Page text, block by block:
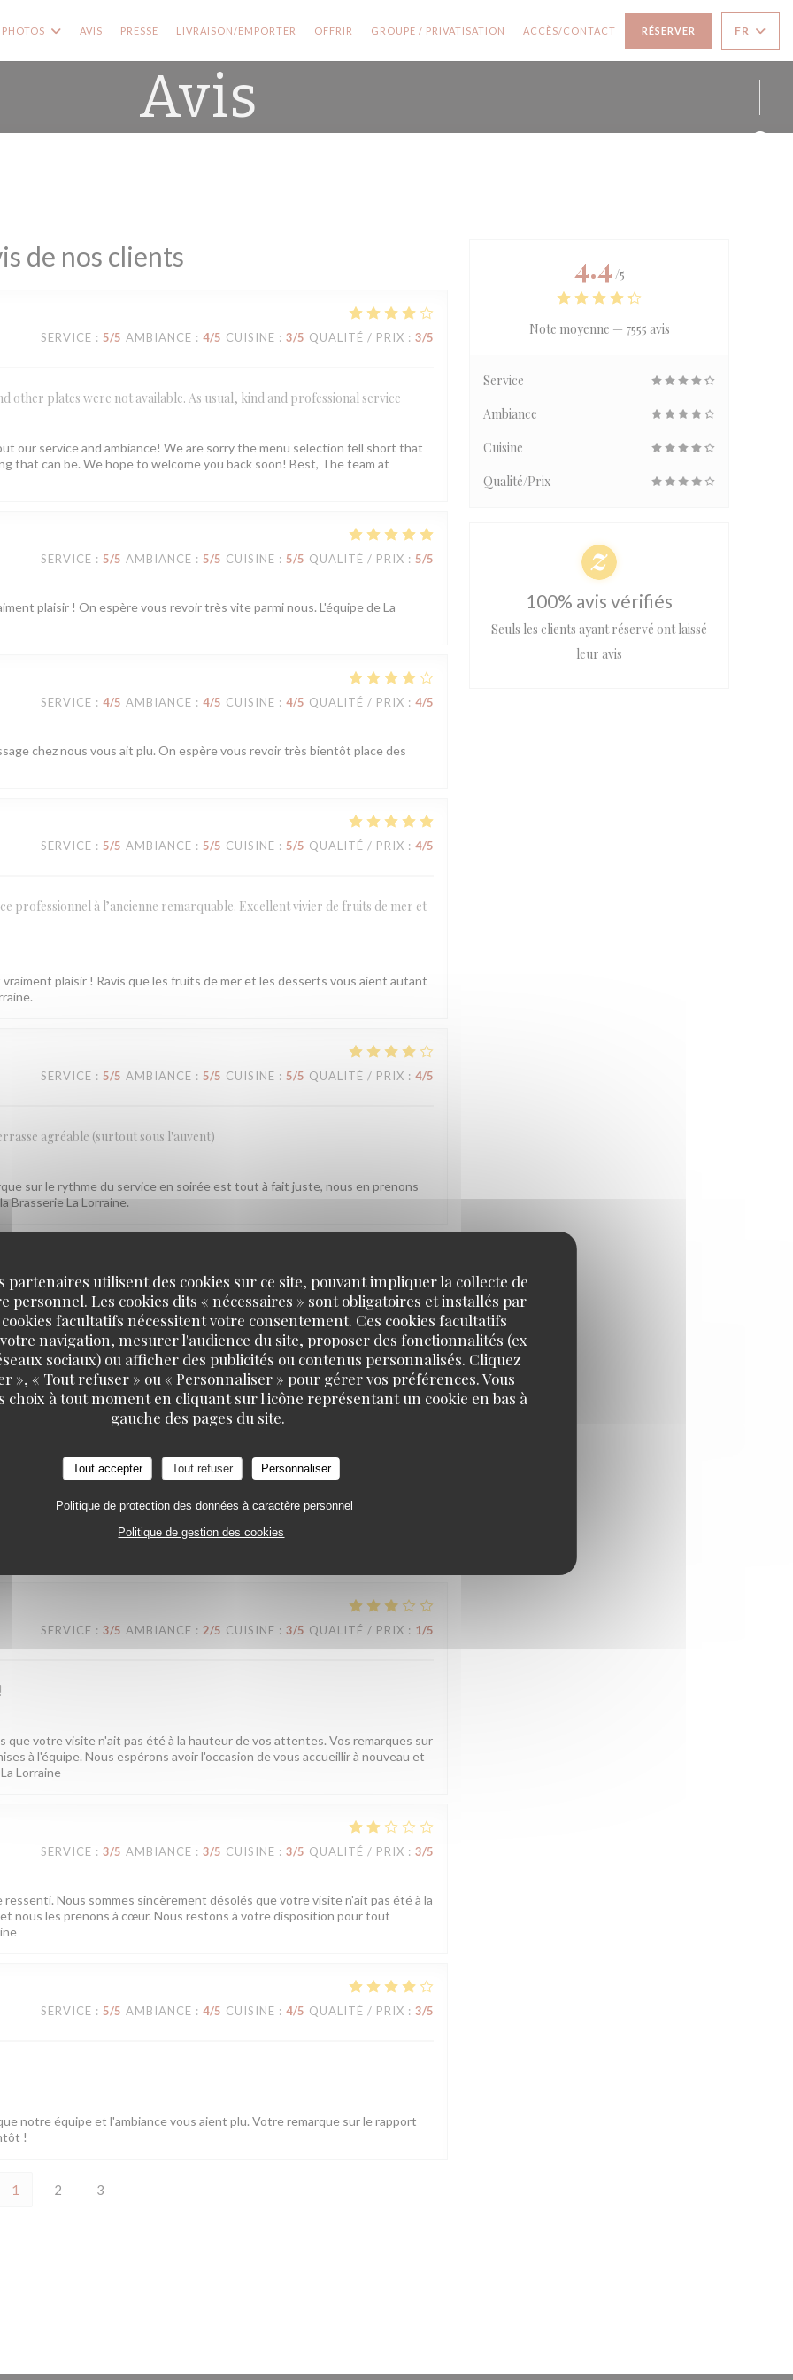
partenaires utilisent des cookies sur ce site, pouvant impliquer la collecte de
personnel. Les cookies dits « nécessaires » sont obligatoires et installés par
facultatifs nécessitent votre consentement. Ces cookies facultatifs
navigation, mesurer l'audience du site, proposer des fonctionnalités (ex
sociaux) ou afficher des publicités ou contenus personnalisés. Cliquez
», « Tout refuser » ou « Personnaliser » pour gérer vos préférences. Vous
choix à tout moment en cliquant sur l'icône représentant un cookie en bas à
gauche des pages du site.
Tout accepter Tout refuser Personnaliser
Politique de protection des données à caractère personnel
Politique de gestion des cookies
PHOTOS AVIS PRESSE LIVRAISON/EMPORTER OFFRIR ((OUVRE UNE NOUVELLE FENÊTRE))
GROUPE / PRIVATISATION ((OUVRE UNE NOUVELLE FENÊTRE))
ACCÈS/CONTACT RÉSERVER FR
Avis
de nos clients
SERVICE : 5/5 AMBIANCE : 4/5 CUISINE : 3/5 QUALITÉ / PRIX : 3/5
plates were not available. As usual, kind and professional service
our service and ambiance! We are sorry the menu selection fell short that
that can be. We hope to welcome you back soon! Best, The team at
SERVICE : 5/5 AMBIANCE : 5/5 CUISINE : 5/5 QUALITÉ / PRIX : 5/5
plaisir ! On espère vous revoir très vite parmi nous. L'équipe de La
SERVICE : 4/5 AMBIANCE : 4/5 CUISINE : 4/5 QUALITÉ / PRIX : 4/5
chez nous vous ait plu. On espère vous revoir très bientôt place des
SERVICE : 5/5 AMBIANCE : 5/5 CUISINE : 5/5 QUALITÉ / PRIX : 4/5
professionnel à l’ancienne remarquable. Excellent vivier de fruits de mer et
plaisir ! Ravis que les fruits de mer et les desserts vous aient autant
SERVICE : 5/5 AMBIANCE : 5/5 CUISINE : 5/5 QUALITÉ / PRIX : 4/5
agréable (surtout sous l'auvent)
sur le rythme du service en soirée est tout à fait juste, nous en prenons
Brasserie La Lorraine.
SERVICE : 5/5 AMBIANCE: 5/5 CUISINE : 5/5 QUALITÉ / PRIX: 5/5
plaisir ! On espère vous accueillir à nouveau très bientôt. L'équipe de La
l'ambiance et le rapport qualité-prix vous aient conquise. Nous notons
L'équipe de la Brasserie La Lorraine.
SERVICE : 3/5 AMBIANCE : 2/5 CUISINE : 3/5 QUALITÉ / PRIX : 1/5
votre visite n'ait pas été à la hauteur de vos attentes. Vos remarques sur
à l'équipe. Nous espérons avoir l'occasion de vous accueillir à nouveau et
Lorraine
SERVICE : 3/5 AMBIANCE : 3/5 CUISINE : 3/5 QUALITÉ / PRIX : 3/5
Nous sommes sincèrement désolés que votre visite n'ait pas été à la
nous les prenons à cœur. Nous restons à votre disposition pour tout
SERVICE : 5/5 AMBIANCE : 4/5 CUISINE : 4/5 QUALITÉ / PRIX : 3/5
notre équipe et l'ambiance vous aient plu. Votre remarque sur le rapport
!
1 2 3
4.4 /5
Note moyenne — 7555 avis
Service
Ambiance
Cuisine
Qualité/Prix
100% avis vérifiés
Seuls les clients ayant réservé ont laissé
leur avis